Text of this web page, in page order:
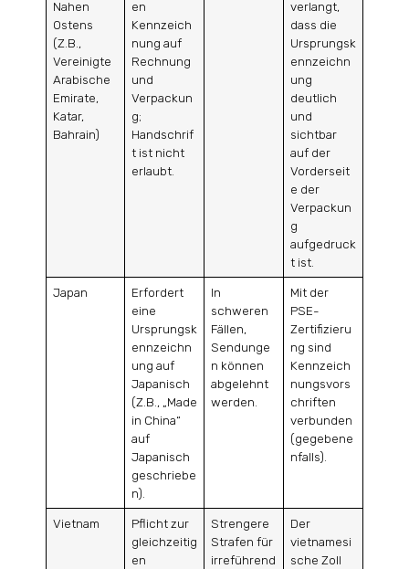
Nahen
Ostens
(Z.B.,
Vereinigte
Arabische
Emirate,
Katar,
Bahrain)
en
Kennzeich
nung auf
Rechnung
und
Verpackun
g;
Handschrif
t ist nicht
erlaubt.
verlangt,
dass die
Ursprungsk
ennzeichn
ung
deutlich
und
sichtbar
auf der
Vorderseit
e der
Verpackun
g
aufgedruck
t ist.
Japan
Erfordert
eine
Ursprungsk
ennzeichn
ung auf
Japanisch
(Z.B., „Made
in China“
auf
Japanisch
geschriebe
n).
In
schweren
Fällen,
Sendunge
n können
abgelehnt
werden.
Mit der
PSE-
Zertifizieru
ng sind
Kennzeich
nungsvors
chriften
verbunden
(gegebene
nfalls).
Vietnam
Pflicht zur
gleichzeitig
en
Strengere
Strafen für
irreführend
Der
vietnamesi
sche Zoll